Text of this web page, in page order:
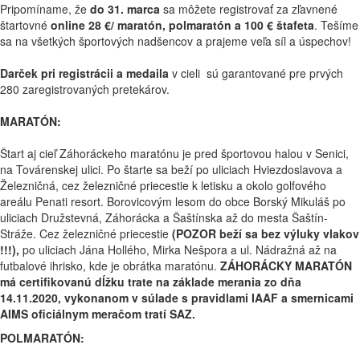
Pripomíname, že do 31. marca sa môžete registrovať za zľavnené
štartovné online 28 €/ maratón, polmaratón a 100 € štafeta. Tešíme
sa na všetkých športových nadšencov a prajeme veľa síl a úspechov!
Darček pri registrácii a medaila v cieli sú garantované pre prvých
280 zaregistrovaných pretekárov.
MARATÓN:
Štart aj cieľ Záhoráckeho maratónu je pred športovou halou v Senici,
na Továrenskej ulici. Po štarte sa beží po uliciach Hviezdoslavova a
Železničná, cez železničné priecestie k letisku a okolo golfového
areálu Penati resort. Borovicovým lesom do obce Borský Mikuláš po
uliciach Družstevná, Záhorácka a Šaštínska až do mesta Šaštín-
Stráže. Cez železničné priecestie (POZOR beží sa bez výluky vlakov
!!!), po uliciach Jána Hollého, Mirka Nešpora a ul. Nádražná až na
futbalové ihrisko, kde je obrátka maratónu. ZÁHORÁCKY MARATÓN
má certifikovanú dĺžku trate na základe merania zo dňa
14.11.2020, vykonanom v súlade s pravidlami IAAF a smernicami
AIMS oficiálnym meračom tratí SAZ.
POLMARATÓN: